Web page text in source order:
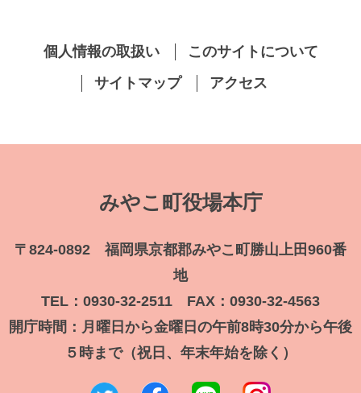
個人情報の取扱い
このサイトについて
サイトマップ
アクセス
みやこ町役場本庁
〒824-0892 福岡県京都郡みやこ町勝山上田960番
地
TEL：0930-32-2511 FAX：0930-32-4563
開庁時間：月曜日から金曜日の午前8時30分から午後
５時まで（祝日、年末年始を除く）